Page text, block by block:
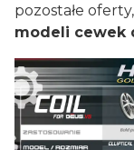
pozostałe oferty,
modeli cewek